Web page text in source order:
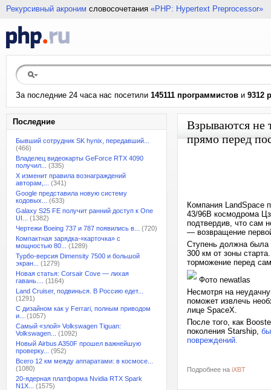
Рекурсивный акроним словосочетания «PHP: Hypertext Preprocessor»
За последние 24 часа нас посетили 145111 программистов и 9312
Последние
Бывший сотрудник SK hynix, передавший...
(466)
Владелец видеокарты GeForce RTX 4090
получил...
(335)
X изменит правила вознаграждений
авторам,...
(341)
Google представила новую систему
кодовых...
(633)
Galaxy S25 FE получит ранний доступ к One
UI...
(1382)
Чертежи Boeing 737 и 787 появились в...
(720)
Компактная зарядка-«карточка» с
мощностью 80...
(1289)
Турбо-версия Dimensity 7500 и большой
экран...
(1279)
Новая статья: Corsair Cove — лихая
гавань....
(1164)
Land Cruiser, подвинься. В Россию едет...
(1291)
С дизайном как у Ferrari, полным приводом
и...
(1057)
Самый «злой» Volkswagen Tiguan:
Volkswagen...
(1092)
Новый Airbus A350F прошел важнейшую
проверку...
(952)
Всего 12 км между аппаратами: в космосе...
(1080)
20-ядерная платформа Nvidia RTX Spark
N1X...
(1575)
Взрываются не
прямо перед
Компания LandSpace
43/96В космодрома
подтвердив, что сам
— возвращение
Ступень должна была
300 км от зоны
торможение перед
Фото newatlas
Несмотря на
поможет извлечь
лице SpaceX.
После того, как
поколения Starship,
повреждений.
Подробнее на iXBT